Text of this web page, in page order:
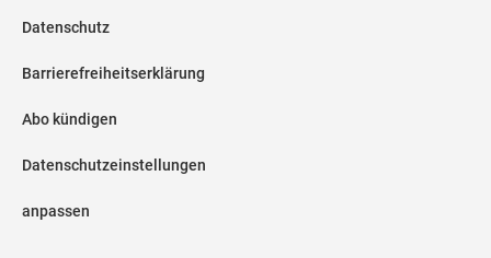
Datenschutz
Barrierefreiheitserklärung
Abo kündigen
Datenschutzeinstellungen
anpassen